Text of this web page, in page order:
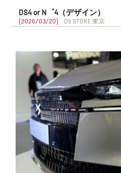
DS4 or N゜4（デザイン）
[2026/03/20] DS STORE 東京